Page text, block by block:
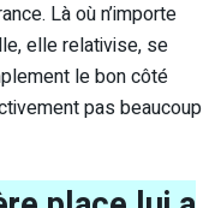
Là où n’importe
elle relativise, se
le bon côté
pas beaucoup